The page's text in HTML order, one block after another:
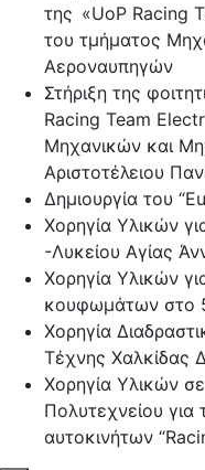
της «UoP Racing
του τμήματος
Αεροναυπηγών
Στήριξη της
Racing Team
Μηχανικών και
Αριστοτέλειου
Δημιουργία του
Χορηγία Υλικών
-Λυκείου Αγίας
Χορηγία Υλικών
κουφωμάτων στο
Χορηγία
Τέχνης Χαλκίδας
Χορηγία Υλικών
Πολυτεχνείου
αυτοκινήτων